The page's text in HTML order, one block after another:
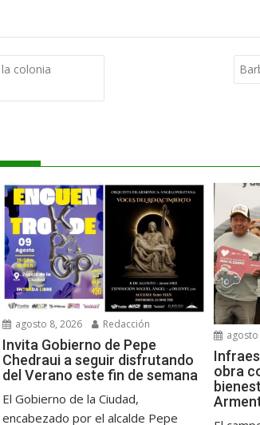
colonia
agosto 8, 2026 Redacción
Invita Gobierno de Pepe
Chedraui a seguir disfrutando
del Verano este fin de semana
El Gobierno de la Ciudad,
encabezado por el alcalde Pepe
obra